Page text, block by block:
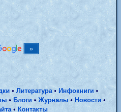
• Литература• Инфокниги •
• Блоги• Журналы • Новости •
• Контакты